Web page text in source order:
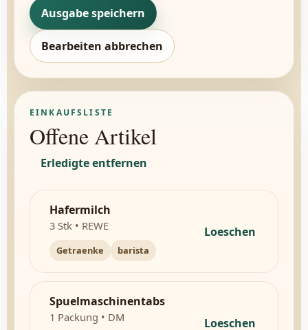
Ausgabe speichern
Bearbeiten abbrechen
EINKAUFSLISTE
Offene Artikel
Erledigte entfernen
Hafermilch
3 Stk • REWE
Getraenke barista
Loeschen
Spuelmaschinentabs
1 Packung • DM Loeschen